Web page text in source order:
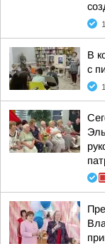
В
с